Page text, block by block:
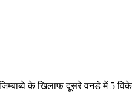
जिम्बाब्वे के खिलाफ दूसरे वनडे में 5